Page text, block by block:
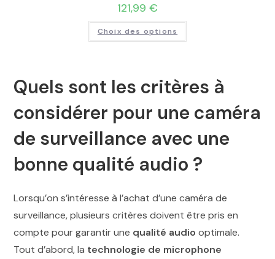
121,99 €
Choix des options
Quels sont les critères à
considérer pour une caméra
de surveillance avec une
bonne qualité audio ?
Lorsqu’on s’intéresse à l’achat d’une caméra de
surveillance, plusieurs critères doivent être pris en
compte pour garantir une qualité audio optimale.
Tout d’abord, la technologie de microphone